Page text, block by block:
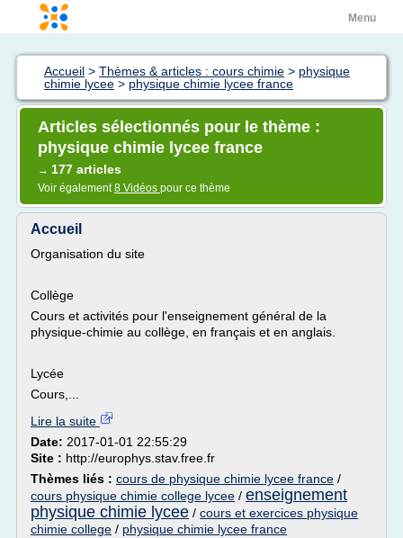
Menu
Accueil > Thèmes & articles : cours chimie > physique
chimie lycee > physique chimie lycee france
Articles sélectionnés pour le thème :
physique chimie lycee france
→ 177 articles
Voir également8 Vidéos pour ce thème
Accueil
Organisation du site
Collège
Cours et activités pour l'enseignement général de la
physique-chimie au collège, en français et en anglais.
Lycée
Cours,...
Lire la suite
Date: 2017-01-01 22:55:29
Site : http://europhys.stav.free.fr
Thèmes liés : cours de physique chimie lycee france /
cours physique chimie college lycee / enseignement
physique chimie lycee / cours et exercices physique
chimie college / physique chimie lycee france